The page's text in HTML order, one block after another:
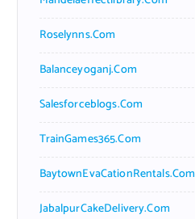
Roselynns.com
Balanceyoganj.com
Salesforceblogs.com
TrainGames365.com
BaytownEvaCationRentals.com
JabalpurCakeDelivery.com